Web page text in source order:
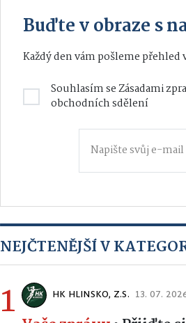
Buďte v obraze s
Každý den vám pošleme
Souhlasím seZásadami
obchodních sdělení
NEJČTENĚJŠÍ V
1 HK HLINSKO, Z.S. 13. 07.